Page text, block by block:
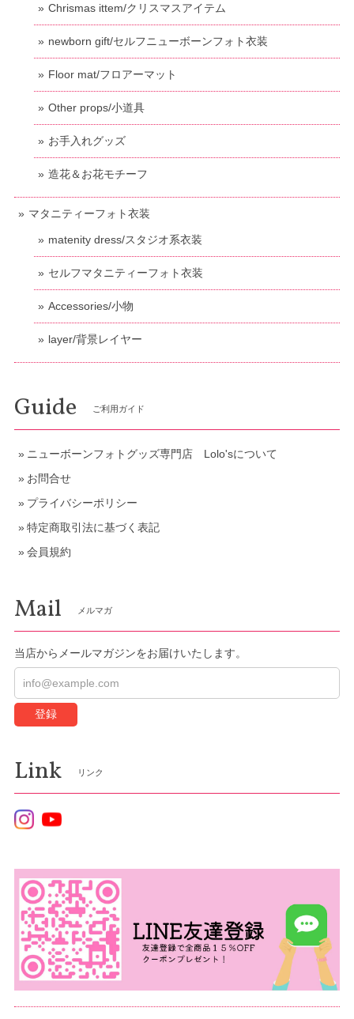
Chrismas ittem/クリスマスアイテム
newborn gift/セルフニューボーンフォト衣装
Floor mat/フロアーマット
Other props/小道具
お手入れグッズ
造花＆お花モチーフ
マタニティーフォト衣装
matenity dress/スタジオ系衣装
セルフマタニティーフォト衣装
Accessories/小物
layer/背景レイヤー
Guide ご利用ガイド
ニューボーンフォトグッズ専門店 Lolo'sについて
お問合せ
プライバシーポリシー
特定商取引法に基づく表記
会員規約
Mail メルマガ
当店からメールマガジンをお届けいたします。
登録
Link リンク